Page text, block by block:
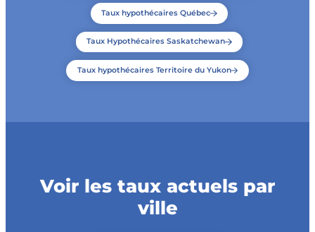
Taux hypothécaires Québec
Taux Hypothécaires Saskatchewan
Taux hypothécaires Territoire du Yukon
Voir les taux actuels par
ville